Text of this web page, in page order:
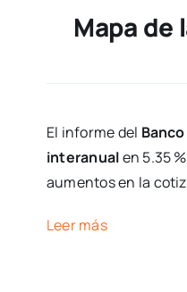
Mapa de
El informe del
interanualen 5.35
aumentos en la
Leer más